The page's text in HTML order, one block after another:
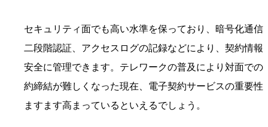
セキュリティ面でも高い水準を保っており、暗号化通信
二段階認証、アクセスログの記録などにより、契約情報
安全に管理できます。テレワークの普及により対面での
約締結が難しくなった現在、電子契約サービスの重要性
ますます高まっているといえるでしょう。